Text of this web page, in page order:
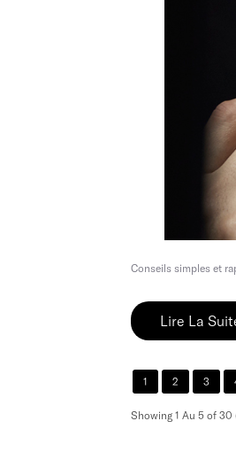
Conseils simples et
Lire La
1 2 3
Showing 1 Au 5 of 30